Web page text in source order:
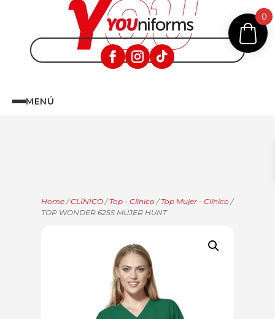
MENÚ
Home /CLÍNICO /Top - Clínico /Top Mujer - Clínico /
TOP WONDER 6255 MUJER HUNT
0